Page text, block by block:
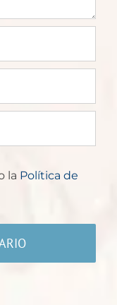
la Política de